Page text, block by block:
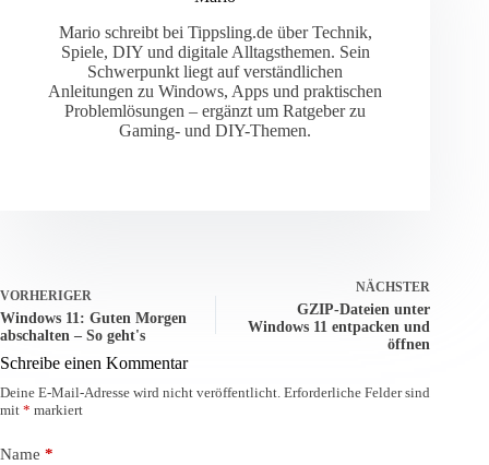
Mario schreibt bei Tippsling.de über Technik,
Spiele, DIY und digitale Alltagsthemen. Sein
Schwerpunkt liegt auf verständlichen
Anleitungen zu Windows, Apps und praktischen
Problemlösungen – ergänzt um Ratgeber zu
Gaming- und DIY-Themen.
VORHERIGER
Windows 11: Guten Morgen
abschalten – So geht's
NÄCHSTER
GZIP-Dateien unter
Windows 11 entpacken und
öffnen
Schreibe einen Kommentar
Deine E-Mail-Adresse wird nicht veröffentlicht. Erforderliche Felder sind
mit * markiert
Name *